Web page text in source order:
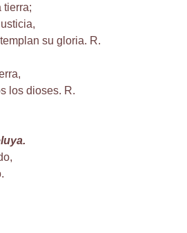
tierra;
su gloria. R.
los dioses. R.